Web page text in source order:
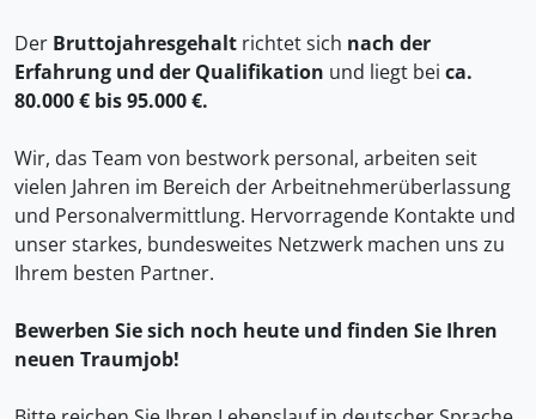
Der Bruttojahresgehalt richtet sich nach der
Erfahrung und der Qualifikation und liegt bei ca.
80.000 € bis 95.000 €.
Wir, das Team von bestwork personal, arbeiten seit
vielen Jahren im Bereich der Arbeitnehmerüberlassung
und Personalvermittlung. Hervorragende Kontakte und
unser starkes, bundesweites Netzwerk machen uns zu
Ihrem besten Partner.
Bewerben Sie sich noch heute und finden Sie Ihren
neuen Traumjob!